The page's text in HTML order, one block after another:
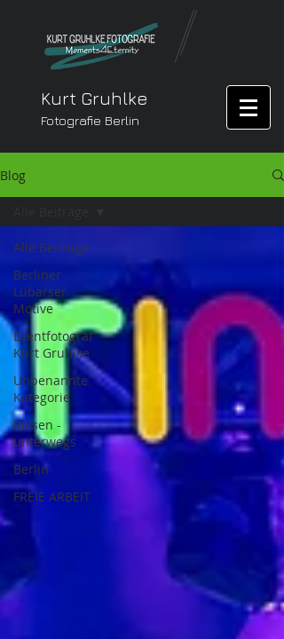
Kurt Gruhlke
Fotografie Berlin
Blog
Alle Beiträge
Berliner
Lübarser
Motive
Eventfotograf
Kurt Gruhlke
Unbenannte
Kategorie
Reisen -
unterwegs
Berlin
FREIE ARBEIT